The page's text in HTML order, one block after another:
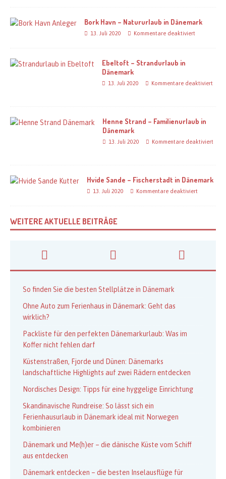
Bork Havn – Natururlaub in Dänemark
13. Juli 2020 Kommentare deaktiviert
Ebeltoft – Strandurlaub in
Dänemark
13. Juli 2020 Kommentare deaktiviert
Henne Strand – Familienurlaub in
Dänemark
13. Juli 2020 Kommentare deaktiviert
Hvide Sande – Fischerstadt in Dänemark
13. Juli 2020 Kommentare deaktiviert
WEITERE AKTUELLE BEITRÄGE
So finden Sie die besten Stellplätze in Dänemark
Ohne Auto zum Ferienhaus in Dänemark: Geht das
wirklich?
Packliste für den perfekten Dänemarkurlaub: Was im
Koffer nicht fehlen darf
Küstenstraßen, Fjorde und Dünen: Dänemarks
landschaftliche Highlights auf zwei Rädern entdecken
Nordisches Design: Tipps für eine hyggelige Einrichtung
Skandinavische Rundreise: So lässt sich ein
Ferienhausurlaub in Dänemark ideal mit Norwegen
kombinieren
Dänemark und Me(h)er – die dänische Küste vom Schiff
aus entdecken
Dänemark entdecken – die besten Inselausflüge für